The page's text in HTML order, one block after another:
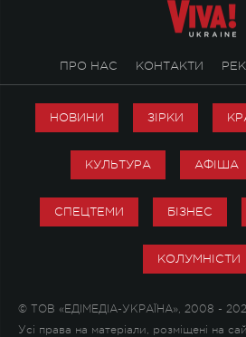
ПРО НАС КОНТАКТИ
НОВИНИ ЗІРКИ
КУЛЬТУРА АФІША
СПЕЦТЕМИ БІЗНЕС
КОЛУМНІСТИ
© ТОВ «ЕДІМЕДІА-УКРАЇНА», 2008 -
Усі права на матеріали, розміщені на